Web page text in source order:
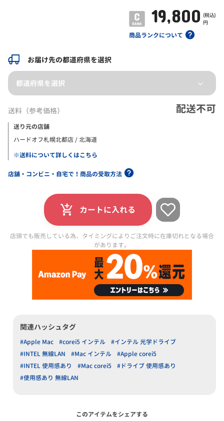
商品ランクについて
19,800 (税込)
円
お届け先の都道府県を選択
都道府県を選択
送料（参考価格） 配送不可
送り元の店舗
ハードオフ札幌北都店 / 北海道
※送料について詳しくはこちら
店舗・コンビニ・自宅で！商品の受取方法
カートに入れる
店頭でも販売している為、タイミングによりご注文時に在庫切れとなる場合
があります。
関連ハッシュタグ
#Apple Mac #corei5 インテル
#インテル 光学ドライブ
#INTEL 無線LAN
#Mac インテル
#Apple corei5
#INTEL 使用感あり
#Mac corei5
#ドライブ 使用感あり
#使用感あり 無線LAN
このアイテムをシェアする